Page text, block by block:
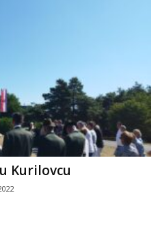
Kurilovcu